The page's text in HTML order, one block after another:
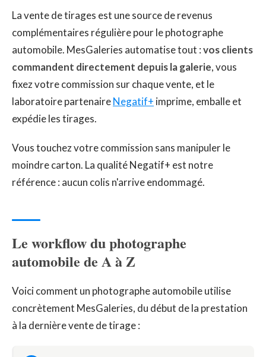
La vente de tirages est une source de revenus
complémentaires régulière pour le photographe
automobile. MesGaleries automatise tout :vos clients
commandent directement depuis la galerie, vous
fixez votre commission sur chaque vente, et le
laboratoire partenaireNegatif+ imprime, emballe et
expédie les tirages.
Vous touchez votre commission sans manipuler le
moindre carton. La qualité Negatif+ est notre
référence : aucun colis n'arrive endommagé.
Le workflow du photographe
automobile de A à Z
Voici comment un photographe automobile utilise
concrètement MesGaleries, du début de la prestation
à la dernière vente de tirage :